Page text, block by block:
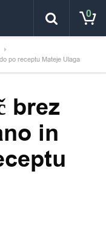
0
po receptu Mateje Ulaga
brez
in